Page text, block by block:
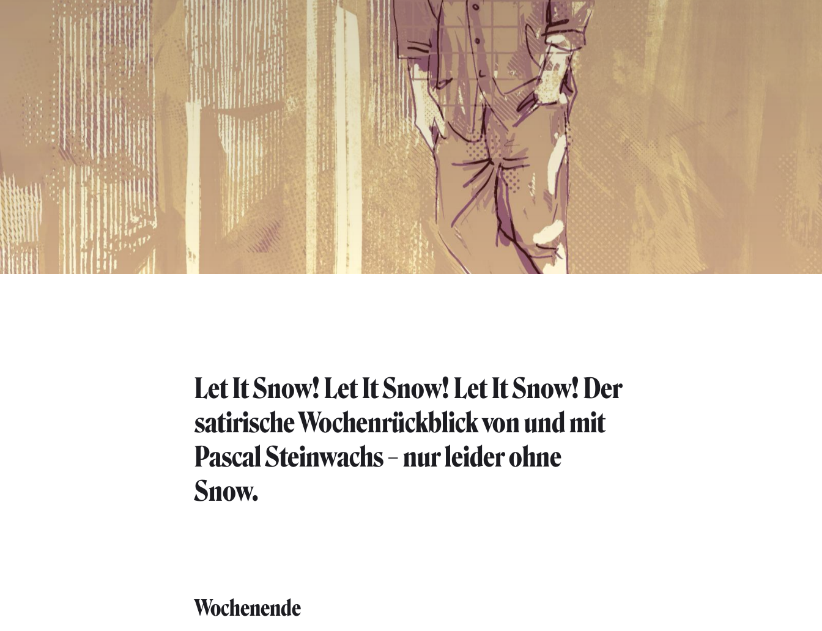
Let It Snow! Let It Snow! Let It Snow! Der
satirische Wochenrückblick von und mit
Pascal Steinwachs – nur leider ohne
Snow.
Wochenende